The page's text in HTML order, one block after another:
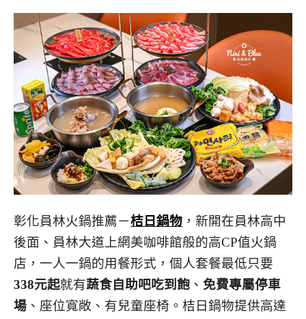
彰化員林火鍋推薦－桔日鍋物 ，新開在員林高中
後面、員林大道上網美咖啡館般的高CP值火鍋
店，一人一鍋的用餐形式，個人套餐最低只要
338元起就有蔬食自助吧吃到飽 、 免費專屬停車
場 、座位寬敞、有兒童座椅。桔日鍋物提供高達